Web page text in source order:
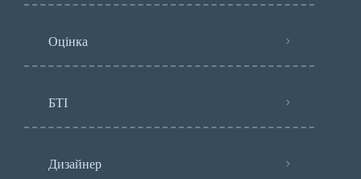
Оцінка
БТІ
Дизайнер